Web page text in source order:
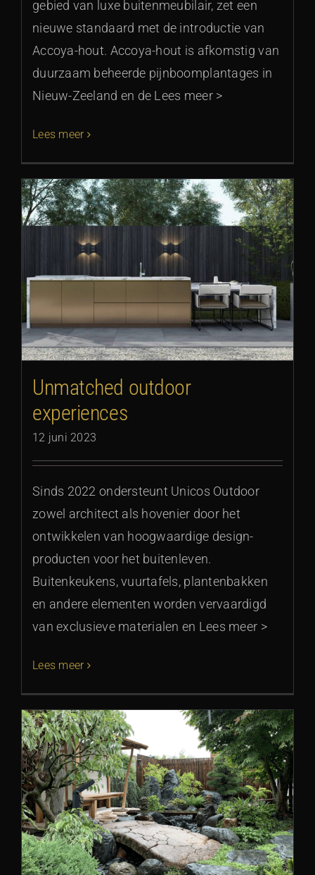
gebied van luxe buitenmeubilair, zet een
nieuwe standaard met de introductie van
Accoya-hout. Accoya-hout is afkomstig van
duurzaam beheerde pijnboomplantages in
Nieuw-Zeeland en de Lees meer >
Lees meer
Unmatched outdoor
experiences
12 juni 2023
Sinds 2022 ondersteunt Unicos Outdoor
zowel architect als hovenier door het
ontwikkelen van hoogwaardige design-
producten voor het buitenleven.
Buitenkeukens, vuurtafels, plantenbakken
en andere elementen worden vervaardigd
van exclusieve materialen en Lees meer >
Lees meer